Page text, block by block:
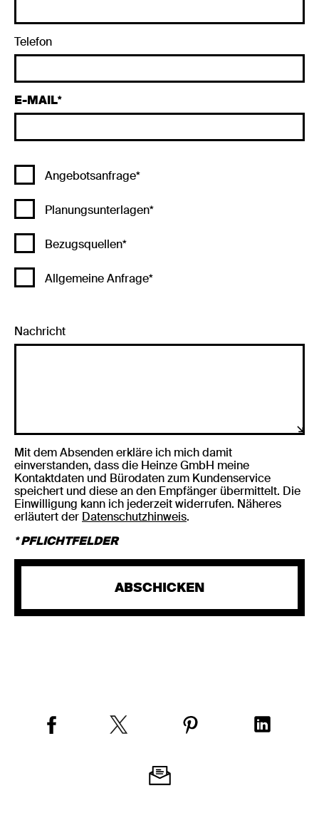
Telefon
E-MAIL
Angebotsanfrage*
Planungsunterlagen*
Bezugsquellen*
Allgemeine Anfrage*
Nachricht
Mit dem Absenden erkläre ich mich damit
einverstanden, dass die Heinze GmbH meine
Kontaktdaten und Bürodaten zum Kundenservice
speichert und diese an den Empfänger übermittelt. Die
Einwilligung kann ich jederzeit widerrufen. Näheres
erläutert der Datenschutzhinweis.
* PFLICHTFELDER
ABSCHICKEN